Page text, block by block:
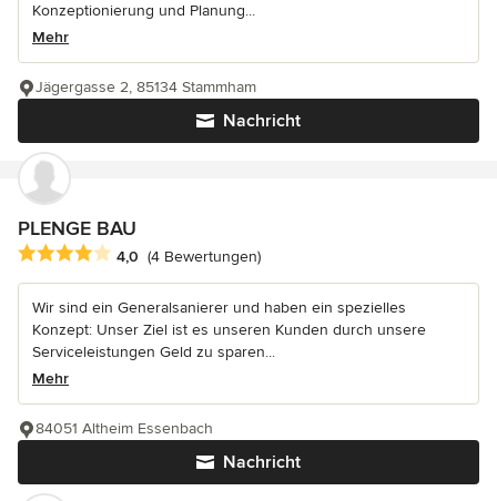
Konzeptionierung und Planung...
Mehr
Nachricht
Jägergasse 2, 85134 Stammham
PLENGE BAU
Durchschnittliche Bewertung: 4 von 5 Sternen
4,0 (4 Bewertungen)
Wir sind ein Generalsanierer und haben ein spezielles
Konzept: Unser Ziel ist es unseren Kunden durch unsere
Serviceleistungen Geld zu sparen...
Mehr
Nachricht
84051 Altheim Essenbach